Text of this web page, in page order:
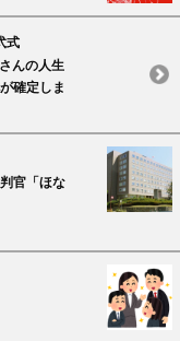
式
んの人生
確定しま
官「ほな